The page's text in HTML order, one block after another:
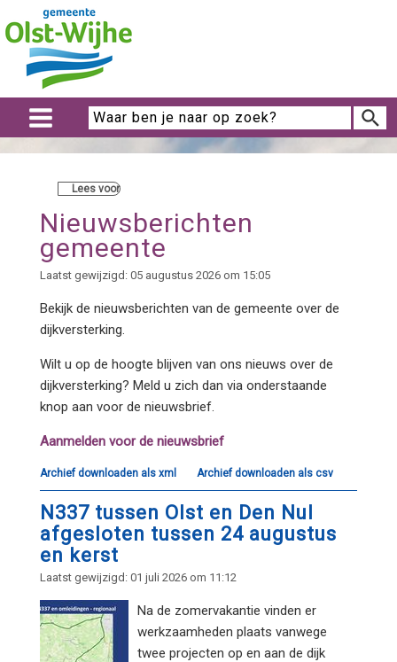
Lees voor
Nieuwsberichten
gemeente
Laatst gewijzigd: 05 augustus 2026 om 15:05
Bekijk de nieuwsberichten van de gemeente over de
dijkversterking.
Wilt u op de hoogte blijven van ons nieuws over de
dijkversterking? Meld u zich dan via onderstaande
knop aan voor de nieuwsbrief.
Aanmelden voor de nieuwsbrief
Archief downloaden als xml Archief downloaden als csv
N337 tussen Olst en Den Nul
afgesloten tussen 24 augustus
en kerst
Laatst gewijzigd: 01 juli 2026 om 11:12
Na de zomervakantie vinden er
werkzaamheden plaats vanwege
twee projecten op en aan de dijk